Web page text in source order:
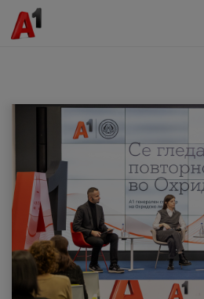
МК SQ
Приватни Деловни
Поддршка